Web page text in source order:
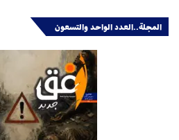
المجلة..العدد الواحد والتسعون